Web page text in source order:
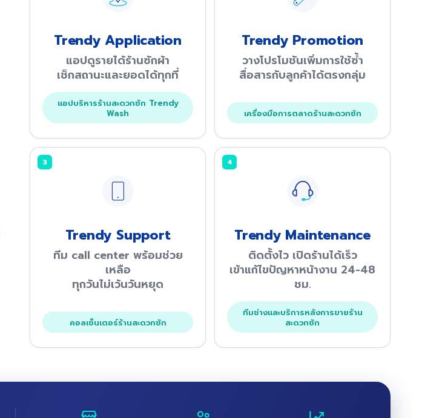
Trendy Application
แอปดูรายได้ร้านซักผ้า
เช็กสถานะและยอดได้ทุกที่
แอปบริหารร้านสะดวกซัก Trendy
Wash
Trendy Promotion
วางโปรโมชันเพิ่มการใช้ซ้ำ
สื่อสารกับลูกค้าได้ตรงกลุ่ม
เครื่องมือการตลาดร้านสะดวกซัก
3
Trendy Support
ทีม call center พร้อมช่วย
เหลือ
ทุกวันไม่เว้นวันหยุด
คอลเซ็นเตอร์ร้านสะดวกซัก
4
Trendy Maintenance
ติดตั้งไว เปิดร้านได้เร็ว
เข้าแก้ไขปัญหาหน้างาน 24-48
ชม.
ทีมช่างและบริการหลังการขายร้าน
สะดวกซัก